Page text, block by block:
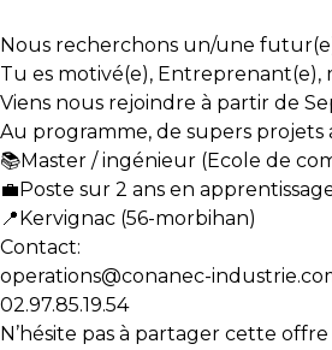
Nous recherchons un/une
Tu es motivé(e), Entreprenant(e),
Viens nous rejoindre à partir de
Au programme, de supers projets
📚Master / ingénieur (Ecole de
💼Poste sur 2 ans en
📍Kervignac (56-morbihan)
Contact:
operations@conanec-
02.97.85.19.54
N’hésite pas à partager cette offre